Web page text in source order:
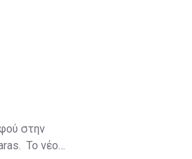
στην
Το νέο